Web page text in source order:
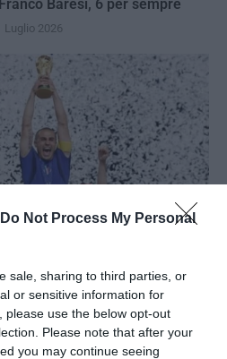
Do Not Process My Personal
sale, sharing to third parties, or
or sensitive information for
please use the below opt-out
Please note that after your
you may continue seeing
Baresi, 6 per sempre
Luglio 2026
da campioni del mondo
Luglio 2026